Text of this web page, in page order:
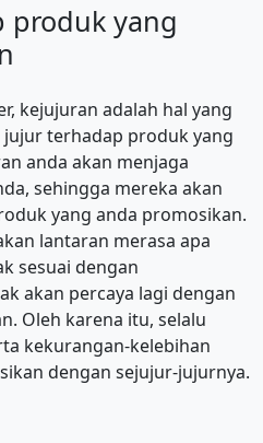
produk yang
kejujuran adalah hal yang
terhadap produk yang
anda akan menjaga
sehingga mereka akan
yang anda promosikan.
lantaran merasa apa
sesuai dengan
akan percaya lagi dengan
Oleh karena itu, selalu
kekurangan-kelebihan
dengan sejujur-jujurnya.